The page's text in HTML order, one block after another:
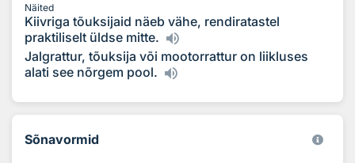
Näited
Kiivriga tõuksijaid näeb vähe, rendiratastel
praktiliselt üldse mitte.
Jalgrattur, tõuksija või mootorrattur on liikluses
alati see nõrgem pool.
Sõnavormid